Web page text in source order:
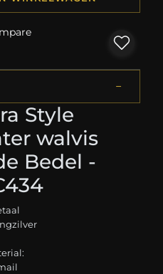
Style
walvis
Bedel -